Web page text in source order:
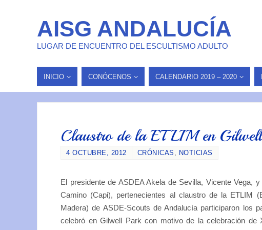
AISG ANDALUCÍA
LUGAR DE ENCUENTRO DEL ESCULTISMO ADULTO
INICIO CONÓCENOS CALENDARIO 2019 – 2020
Claustro de la ETLIM en
4 OCTUBRE, 2012 CRÓNICAS , NOTICIAS
El presidente de ASDEA Akela de Sevilla, Vicente Vega,
Camino (Capi), pertenecientes al claustro de la ETLIM
Madera) de ASDE-Scouts de Andalucía participaron
celebró en Gilwell Park con motivo de la celebración